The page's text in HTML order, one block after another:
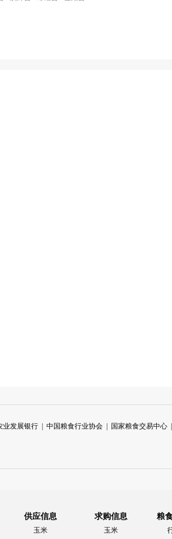
业发展银行 中国粮食行业协会 国家粮食交易中心
供应信息
玉米
求购信息
玉米
粮